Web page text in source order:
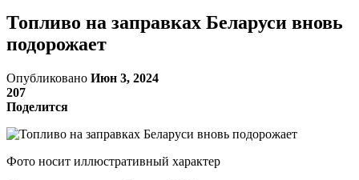
Топливо на заправках Беларуси вновь
подорожает
Опубликовано Июн 3, 2024
207
Поделится
Фото носит иллюстративный характер